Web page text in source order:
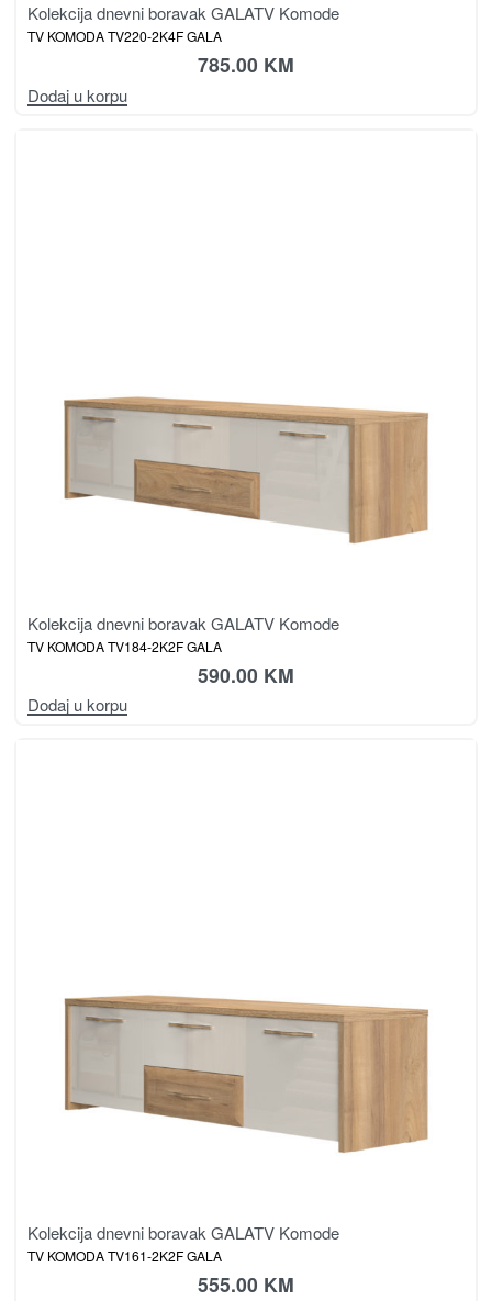
Kolekcija dnevni boravak GALATV Komode
TV KOMODA TV220-2K4F GALA
785.00 KM
Dodaj u korpu
Kolekcija dnevni boravak GALATV Komode
TV KOMODA TV184-2K2F GALA
590.00 KM
Dodaj u korpu
Kolekcija dnevni boravak GALATV Komode
TV KOMODA TV161-2K2F GALA
555.00 KM